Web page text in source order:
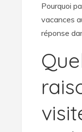
Pourquoi
vacances
réponse